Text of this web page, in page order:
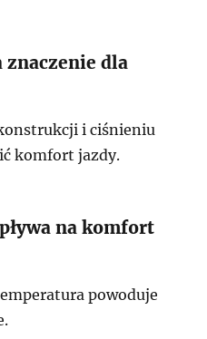
znaczenie dla
i ciśnieniu
komfort jazdy.
na komfort
powoduje